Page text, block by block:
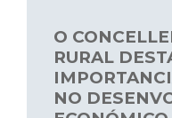
O
RURAL
NO